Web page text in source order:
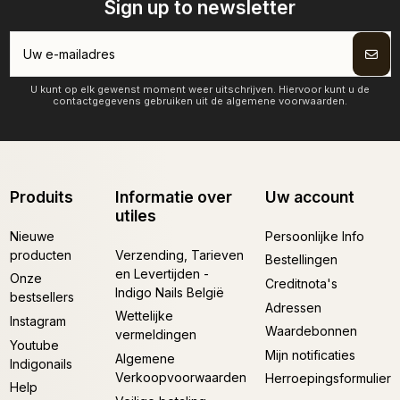
Sign up to newsletter
U kunt op elk gewenst moment weer uitschrijven. Hiervoor kunt u de
contactgegevens gebruiken uit de algemene voorwaarden.
Produits
Nieuwe
producten
Onze
bestsellers
Instagram
Youtube
Indigonails
Help
Informatie over
utiles
Verzending, Tarieven
en Levertijden -
Indigo Nails België
Wettelijke
vermeldingen
Algemene
Verkoopvoorwaarden
Uw account
Persoonlijke Info
Bestellingen
Creditnota's
Adressen
Waardebonnen
Mijn notificaties
Herroepingsformulier